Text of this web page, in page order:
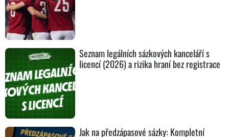
Seznam legálních sázkových kanceláří s
licencí (2026) a rizika hraní bez registrace
Jak na předzápasové sázky: Kompletní